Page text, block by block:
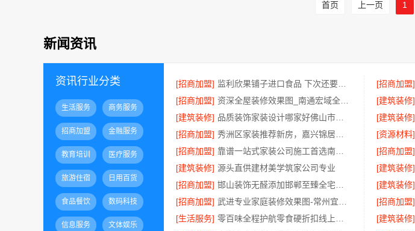
首页 上一页 1
新闻资讯
资讯行业分类
生活服务 商务服务
招商加盟 金融服务
教育培训 医疗服务
旅游住宿 日用百货
食品餐饮 数码科技
信息服务 文体娱乐
[招商加盟] [招商加盟]
[招商加盟]
[建筑装修]
[建筑装修]
[建筑装修]
[招商加盟]
[资源材料]
[招商加盟]
[招商加盟]
[建筑装修] 源头直供建材美学筑家公司专业 [建筑装修]
[招商加盟]
[建筑装修]
[招商加盟]
[招商加盟]
[生活服务]
[建筑装修]